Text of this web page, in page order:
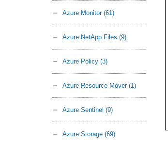
Azure Monitor (61)
Azure NetApp Files (9)
Azure Policy (3)
Azure Resource Mover (1)
Azure Sentinel (9)
Azure Storage (69)